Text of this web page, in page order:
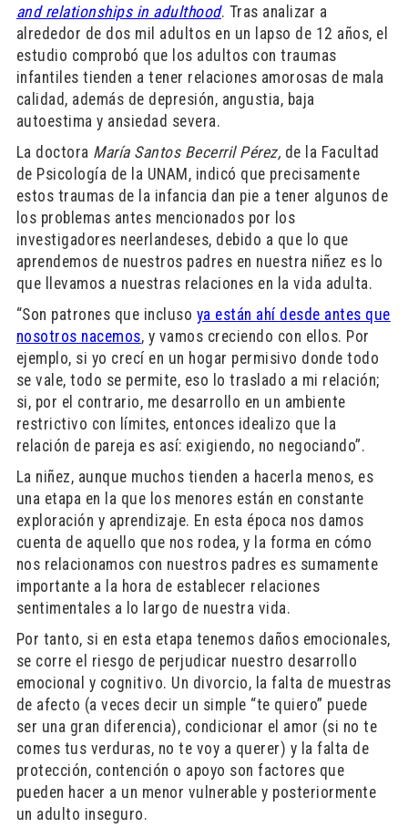
and relationships in adulthood. Tras analizar a
alrededor de dos mil adultos en un lapso de 12 años, el
estudio comprobó que los adultos con traumas
infantiles tienden a tener relaciones amorosas de mala
calidad, además de depresión, angustia, baja
autoestima y ansiedad severa.
La doctora María Santos Becerril Pérez, de la Facultad
de Psicología de la UNAM, indicó que precisamente
estos traumas de la infancia dan pie a tener algunos de
los problemas antes mencionados por los
investigadores neerlandeses, debido a que lo que
aprendemos de nuestros padres en nuestra niñez es lo
que llevamos a nuestras relaciones en la vida adulta.
“Son patrones que incluso ya están ahí desde antes que
nosotros nacemos, y vamos creciendo con ellos. Por
ejemplo, si yo crecí en un hogar permisivo donde todo
se vale, todo se permite, eso lo traslado a mi relación;
si, por el contrario, me desarrollo en un ambiente
restrictivo con límites, entonces idealizo que la
relación de pareja es así: exigiendo, no negociando”.
La niñez, aunque muchos tienden a hacerla menos, es
una etapa en la que los menores están en constante
exploración y aprendizaje. En esta época nos damos
cuenta de aquello que nos rodea, y la forma en cómo
nos relacionamos con nuestros padres es sumamente
importante a la hora de establecer relaciones
sentimentales a lo largo de nuestra vida.
Por tanto, si en esta etapa tenemos daños emocionales,
se corre el riesgo de perjudicar nuestro desarrollo
emocional y cognitivo. Un divorcio, la falta de muestras
de afecto (a veces decir un simple “te quiero” puede
ser una gran diferencia), condicionar el amor (si no te
comes tus verduras, no te voy a querer) y la falta de
protección, contención o apoyo son factores que
pueden hacer a un menor vulnerable y posteriormente
un adulto inseguro.